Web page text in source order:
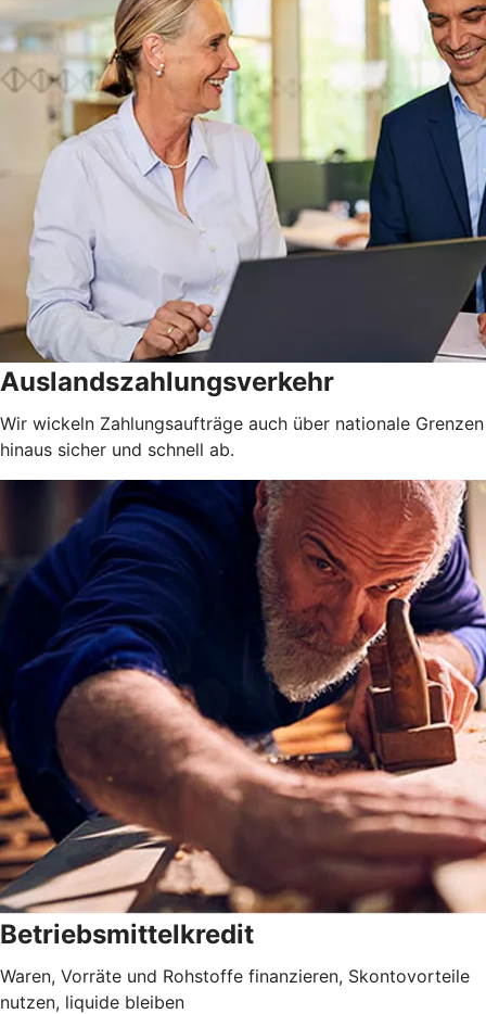
Auslandszahlungsverkehr
Wir wickeln Zahlungsaufträge auch über nationale Grenzen
hinaus sicher und schnell ab.
Betriebsmittelkredit
Waren, Vorräte und Rohstoffe finanzieren, Skontovorteile
nutzen, liquide bleiben